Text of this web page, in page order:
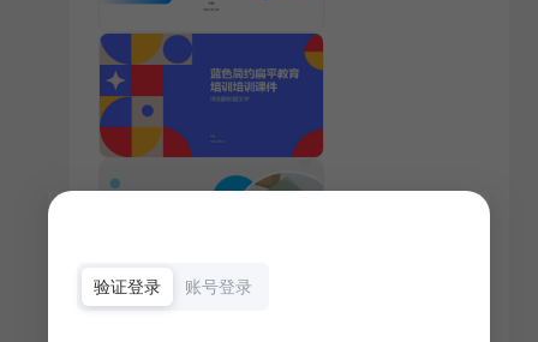
验证登录 账号登录